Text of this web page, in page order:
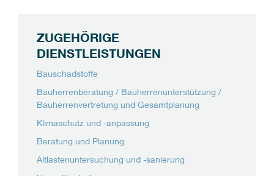
ZUGEHÖRIGE
DIENSTLEISTUNGEN
Bauschadstoffe
Bauherrenberatung / Bauherrenunterstützung /
Bauherrenvertretung und Gesamtplanung
Klimaschutz und -anpassung
Beratung und Planung
Altlastenuntersuchung und -sanierung